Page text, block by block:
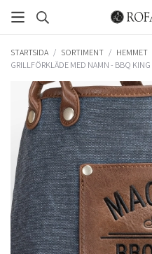
STARTSIDA / SORTIMENT / HEMMET
GRILLFÖRKLÄDE MED NAMN - BBQ KING